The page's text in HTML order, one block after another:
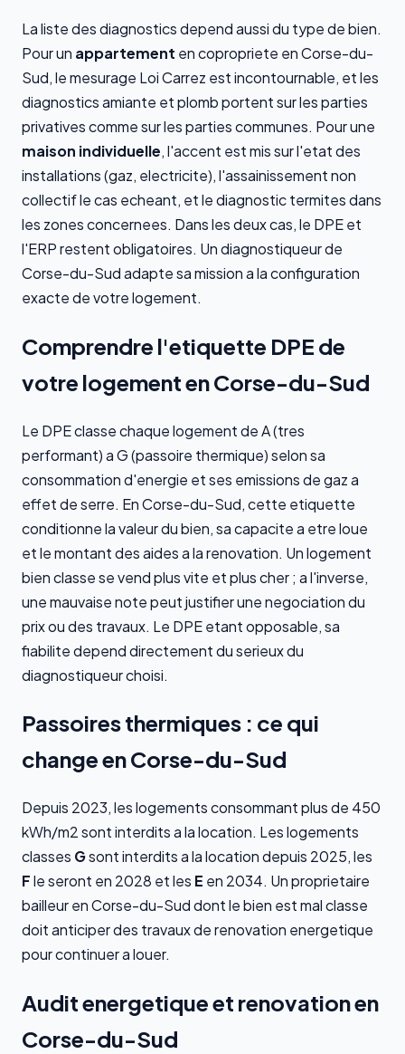
La liste des diagnostics depend aussi du type de bien.
Pour un appartement en copropriete en Corse-du-
Sud, le mesurage Loi Carrez est incontournable, et les
diagnostics amiante et plomb portent sur les parties
privatives comme sur les parties communes. Pour une
maison individuelle, l'accent est mis sur l'etat des
installations (gaz, electricite), l'assainissement non
collectif le cas echeant, et le diagnostic termites dans
les zones concernees. Dans les deux cas, le DPE et
l'ERP restent obligatoires. Un diagnostiqueur de
Corse-du-Sud adapte sa mission a la configuration
exacte de votre logement.
Comprendre l'etiquette DPE de
votre logement en Corse-du-Sud
Le DPE classe chaque logement de A (tres
performant) a G (passoire thermique) selon sa
consommation d'energie et ses emissions de gaz a
effet de serre. En Corse-du-Sud, cette etiquette
conditionne la valeur du bien, sa capacite a etre loue
et le montant des aides a la renovation. Un logement
bien classe se vend plus vite et plus cher ; a l'inverse,
une mauvaise note peut justifier une negociation du
prix ou des travaux. Le DPE etant opposable, sa
fiabilite depend directement du serieux du
diagnostiqueur choisi.
Passoires thermiques : ce qui
change en Corse-du-Sud
Depuis 2023, les logements consommant plus de 450
kWh/m2 sont interdits a la location. Les logements
classes Gsont interdits a la location depuis 2025, les
Fle seront en 2028 et les E en 2034. Un proprietaire
bailleur en Corse-du-Sud dont le bien est mal classe
doit anticiper des travaux de renovation energetique
pour continuer a louer.
Audit energetique et renovation en
Corse-du-Sud